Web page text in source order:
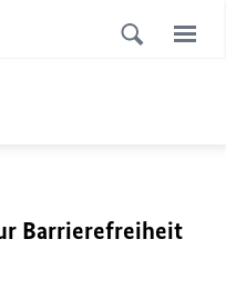
Barrierefreiheit